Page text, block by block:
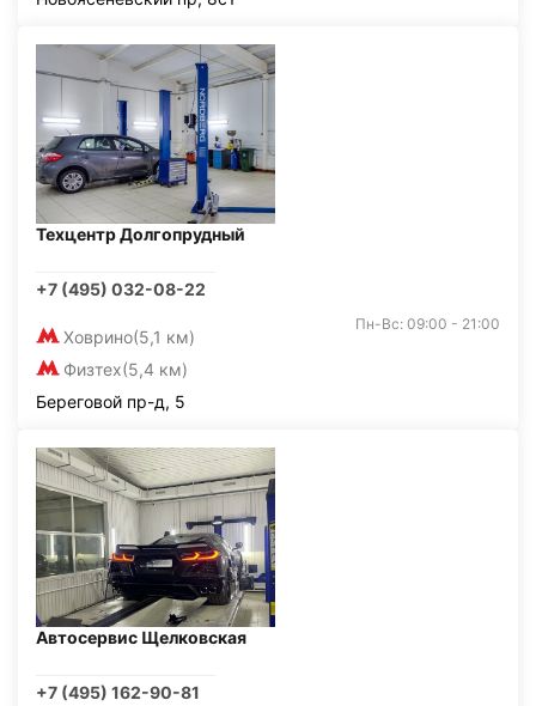
Техцентр Долгопрудный
+7 (495) 032-08-22
Ховрино(5,1 км)
Физтех(5,4 км)
Пн-Вс: 09:00 - 21:00
Береговой пр-д, 5
Автосервис Щелковская
+7 (495) 162-90-81